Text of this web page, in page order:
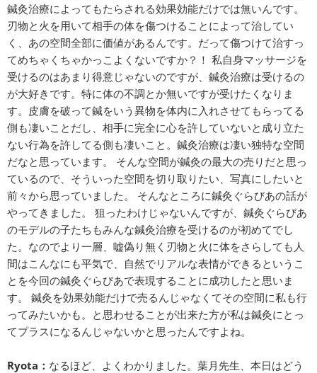
鍼灸治療によってもたらされる効果効能だけでは無いんです。
刃物と火を用いて相手の体を傷つけることによって治してい
く、あの空間全部に価値があるんです。だって傷つけて治すっ
てめちゃくちゃかっこよくないですか？！ 私自身マッサージを
受けるのはあまり得意じゃないのですが、鍼灸治療は受けるの
が大好きです。特に体の不調とか無いですが受けたくなりま
す。皮膚を破って鍼をいう異物を体内に入れさせてもらってる
側も凄いことだし、相手に完全に心を許していないと成り立た
ない行為を許してる側も凄いこと。鍼灸治療は凄い独特な空間
だなと思っています。 そんな空間が鍼灸の最大の売りだと思っ
ているので、そういった空間を切り取りたい、写真にしたいと
前々から思っていました。 そんなところに鍼灸ぐらびあの話が
やってきました。 狙ったわけじゃないんですが、鍼灸ぐらびあ
のモデルの子たちもみんな鍼灸治療を受けるのが初めてでし
た。なのでより一層、嘘偽り無く刃物と火に体をさらしても人
間はこんなにも平気で、自然でリアルな表情ができるというこ
とを今回の鍼灸ぐらびあで表現することに成功したと思いま
す。 鍼灸を効果効能だけで売るんじゃなくてその空間に私も行
ってみたいかも。と思わせることが出来た方が私は鍼灸にとっ
てプラスになるんじゃないかと思ったんですよね。
Ryota： なるほど、よくわかりました。葉月先生、本日はどう